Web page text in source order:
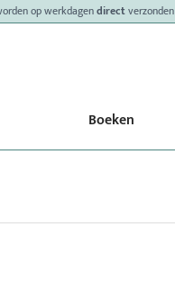
op werkdagendirectverzonden
Boeken